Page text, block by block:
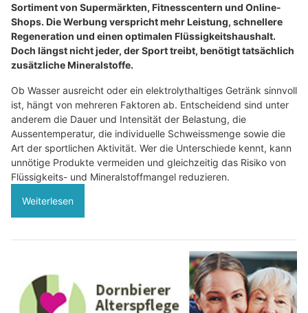
Sortiment von Supermärkten, Fitnesscentern und Online-
Shops. Die Werbung verspricht mehr Leistung, schnellere
Regeneration und einen optimalen Flüssigkeitshaushalt.
Doch längst nicht jeder, der Sport treibt, benötigt tatsächlich
zusätzliche Mineralstoffe.
Ob Wasser ausreicht oder ein elektrolythaltiges Getränk sinnvoll
ist, hängt von mehreren Faktoren ab. Entscheidend sind unter
anderem die Dauer und Intensität der Belastung, die
Aussentemperatur, die individuelle Schweissmenge sowie die
Art der sportlichen Aktivität. Wer die Unterschiede kennt, kann
unnötige Produkte vermeiden und gleichzeitig das Risiko von
Flüssigkeits- und Mineralstoffmangel reduzieren.
Weiterlesen